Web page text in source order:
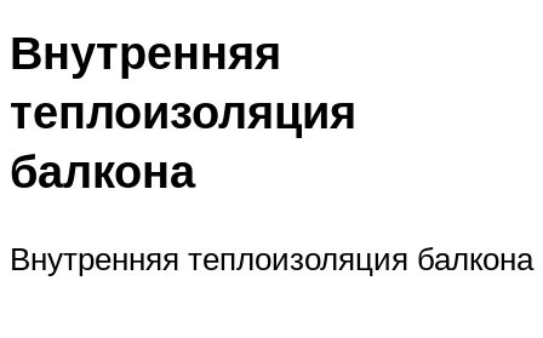
Внутренняя
теплоизоляция
балкона
Внутренняя теплоизоляция балкона